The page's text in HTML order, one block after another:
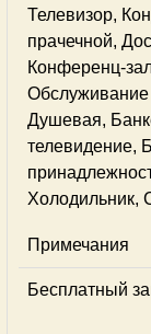
Телевизор,
прачечной,
Конференц-
Обслуживание
Душевая,
телевидение,
Холодильник,
Примечания
Бесплатный